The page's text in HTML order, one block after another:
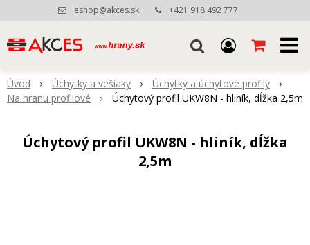
eshop@akces.sk +421 918 492 777
Úvod Úchytky a vešiaky
Úchytky a úchytové profily
Na hranu profilové
Úchytový profil UKW8N - hliník, dĺžka 2,5m
Úchytový profil UKW8N - hliník, dĺžka
2,5m